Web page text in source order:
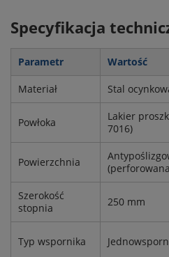
Specyfikacja
Parametr Wartość
Materiał Stal
Powłoka
Lakier
7016)
Powierzchnia
Szerokość
stopnia
250 mm
Typ wspornika